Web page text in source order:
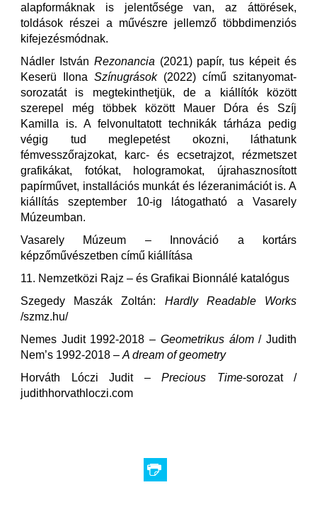
alapformáknak is jelentősége van, az áttörések,
toldások részei a művészre jellemző többdimenziós
kifejezésmódnak.
Nádler István Rezonancia (2021) papír, tus képeit és
Keserü Ilona Színugrások (2022) című szitanyomat-
sorozatát is megtekinthetjük, de a kiállítók között
szerepel még többek között Mauer Dóra és Szíj
Kamilla is. A felvonultatott technikák tárháza pedig
végig tud meglepetést okozni, láthatunk
fémvesszőrajzokat, karc- és ecsetrajzot, rézmetszet
grafikákat, fotókat, hologramokat, újrahasznosított
papírművet, installációs munkát és lézeranimációt is. A
kiállítás szeptember 10-ig látogatható a Vasarely
Múzeumban.
Vasarely Múzeum – Innováció a kortárs
képzőművészetben című kiállítása
11. Nemzetközi Rajz – és Grafikai Bionnálé katalógus
Szegedy Maszák Zoltán: Hardly Readable Works
/szmz.hu/
Nemes Judit 1992-2018 – Geometrikus álom/ Judith
Nem’s 1992-2018 – A dream of geometry
Horváth Lóczi Judit – Precious Time-sorozat /
judithhorvathloczi.com